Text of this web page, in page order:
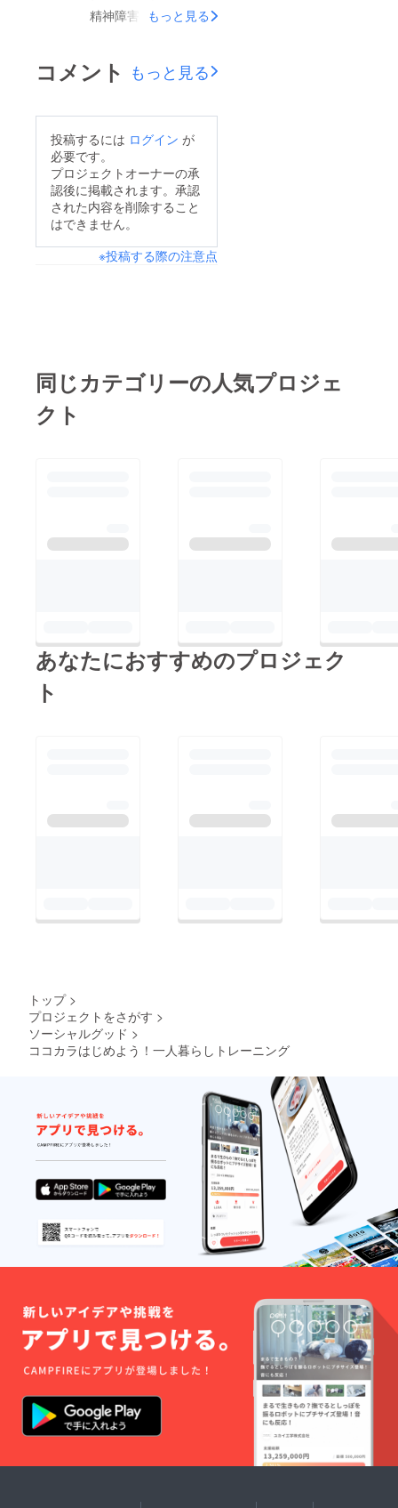
精神障害者家族会連合
お電話を頂き、HPへ
の掲載をお申し出下さ
ん｜特定非営利活動法
人｜新潟県精神障害者
家族会連合会
(shinkaren.org) 精神障
ご家族も辛いです。こ
も頑張ります！！
もっと見る
コメント もっと見る
投稿するには ログイン が
必要です。
プロジェクトオーナーの承
認後に掲載されます。承認
された内容を削除すること
はできません。
※投稿する際の注意点
同じカテゴリーの人気プロジェ
クト
あなたにおすすめのプロジェク
ト
トップ >
プロジェクトをさがす >
ソーシャルグッド >
ココカラはじめよう！一人暮らしトレーニング